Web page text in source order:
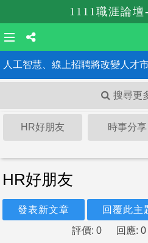
1111職涯論
搜尋更
HR好朋友 時事分享
HR好朋友
發表新文章
回覆此主
評價: 0
回應: 0